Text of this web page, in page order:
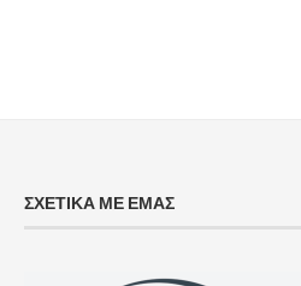
ΣΧΕΤΙΚΑ ΜΕ ΕΜΑΣ